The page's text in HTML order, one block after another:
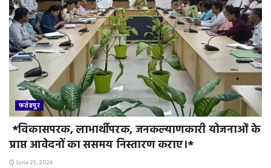
फतेहपुर
*विकासपरक, लाभार्थीपरक, जनकल्याणकारी योजनाओं के
प्राप्त आवेदनों का ससमय निस्तारण कराए।*
June 23, 2026